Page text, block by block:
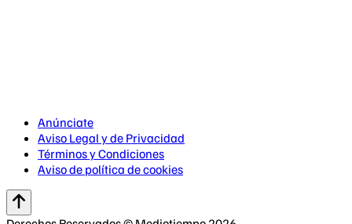
Anúnciate
Aviso Legal y de Privacidad
Términos y Condiciones
Aviso de política de cookies